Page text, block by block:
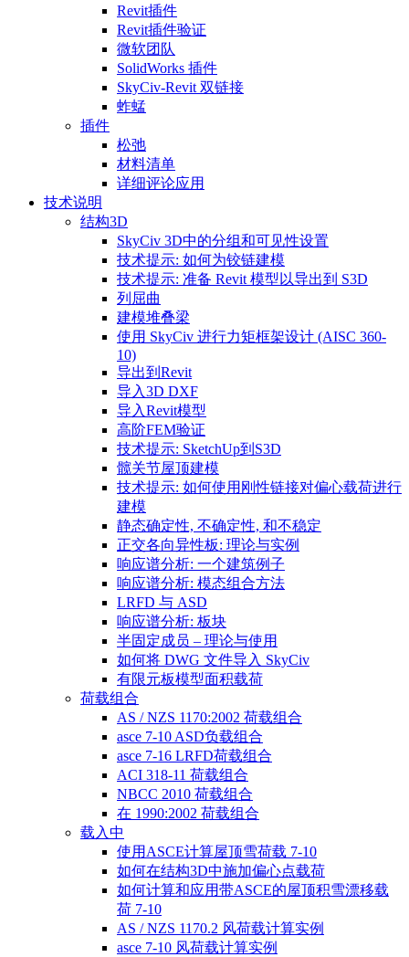
Revit插件
Revit插件验证
微软团队
SolidWorks 插件
SkyCiv-Revit 双链接
蚱蜢
插件
松弛
材料清单
详细评论应用
技术说明
结构3D
SkyCiv 3D中的分组和可见性设置
技术提示: 如何为铰链建模
技术提示: 准备 Revit 模型以导出到 S3D
列屈曲
建模堆叠梁
使用 SkyCiv 进行力矩框架设计 (AISC 360-
10)
导出到Revit
导入3D DXF
导入Revit模型
高阶FEM验证
技术提示: SketchUp到S3D
髋关节屋顶建模
技术提示: 如何使用刚性链接对偏心载荷进行
建模
静态确定性, 不确定性, 和不稳定
正交各向异性板: 理论与实例
响应谱分析: 一个建筑例子
响应谱分析: 模态组合方法
LRFD 与 ASD
响应谱分析: 板块
半固定成员 – 理论与使用
如何将 DWG 文件导入 SkyCiv
有限元板模型面积载荷
荷载组合
AS / NZS 1170:2002 荷载组合
asce 7-10 ASD负载组合
asce 7-16 LRFD荷载组合
ACI 318-11 荷载组合
NBCC 2010 荷载组合
在 1990:2002 荷载组合
载入中
使用ASCE计算屋顶雪荷载 7-10
如何在结构3D中施加偏心点载荷
如何计算和应用带ASCE的屋顶积雪漂移载
荷 7-10
AS / NZS 1170.2 风荷载计算实例
asce 7-10 风荷载计算实例